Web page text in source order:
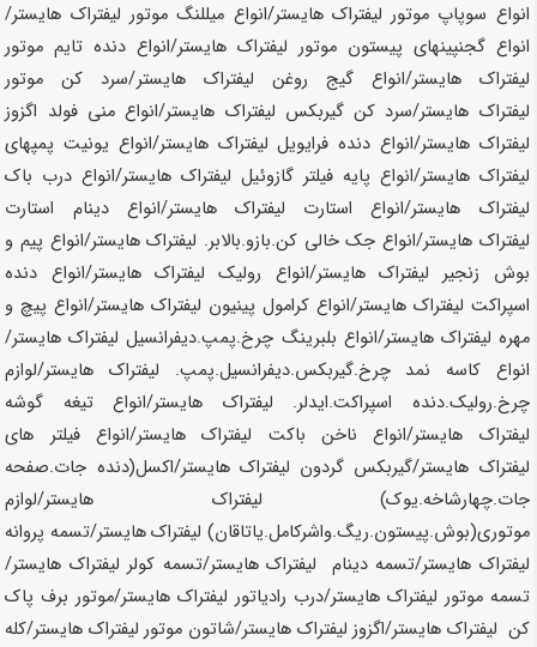
انواع سوپاپ موتور لیفتراک هایستر/انواع میللنگ موتور لیفتراک هایستر/
انواع گجنپینهای پیستون موتور لیفتراکهایستر/انواع دنده تایم موتور
لیفتراک هایستر/انواع گیج روغن لیفتراک هایستر/سرد کن موتور
لیفتراک هایستر/سرد کن گیربکس لیفتراک هایستر/انواع منی فولد اگزوز
لیفتراک هایستر/انواع دنده فرایویل لیفتراک هایستر/انواع یونیت پمپهای
لیفتراک هایستر/انواع پایه فیلتر گازوئیل لیفتراکهایستر/انواع درب باک
لیفتراک هایستر/انواع استارت لیفتراکهایستر/انواع دینام استارت
لیفتراک هایستر/انواع جک خالی کن.بازو.بالابر. لیفتراکهایستر/انواع پیم و
بوش زنجیر لیفتراک هایستر/انواع رولیک لیفتراکهایستر/انواع دنده
اسپراکت لیفتراک هایستر/انواع کرامول پینیون لیفتراکهایستر/انواع پیچ و
مهره لیفتراک هایستر/انواع بلبرینگ چرخ.پمپ.دیفرانسیل لیفتراکهایستر/
انواع کاسه نمد چرخ.گیربکس.دیفرانسیل.پمپ. لیفتراکهایستر/لوازم
چرخ.رولیک.دنده اسپراکت.ایدلر. لیفتراک هایستر/انواع تیغه گوشه
لیفتراک هایستر/انواع ناخن باکت لیفتراکهایستر/انواع فیلتر های
لیفتراک هایستر/گیربکس گردون لیفتراک هایستر/اکسل(دنده جات.صفحه
جات.چهارشاخه.یوک) لیفتراک هایستر/لوازم
موتوری(بوش.پیستون.ریگ.واشرکامل.یاتاقان) لیفتراکهایستر/تسمه پروانه
لیفتراک هایستر/تسمه دینام لیفتراکهایستر/تسمه کولر لیفتراک هایستر/
تسمه موتور لیفتراک هایستر/درب رادیاتور لیفتراکهایستر/موتور برف پاک
کن لیفتراک هایستر/اگزوز لیفتراک هایستر/شاتون موتور لیفتراک هایستر/کله